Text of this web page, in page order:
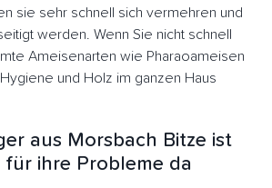
sie sehr schnell sich vermehren und
werden. Wenn Sie nicht schnell
Ameisenarten wie Pharaoameisen
und Holz im ganzen Haus
aus Morsbach Bitze ist
für ihre Probleme da